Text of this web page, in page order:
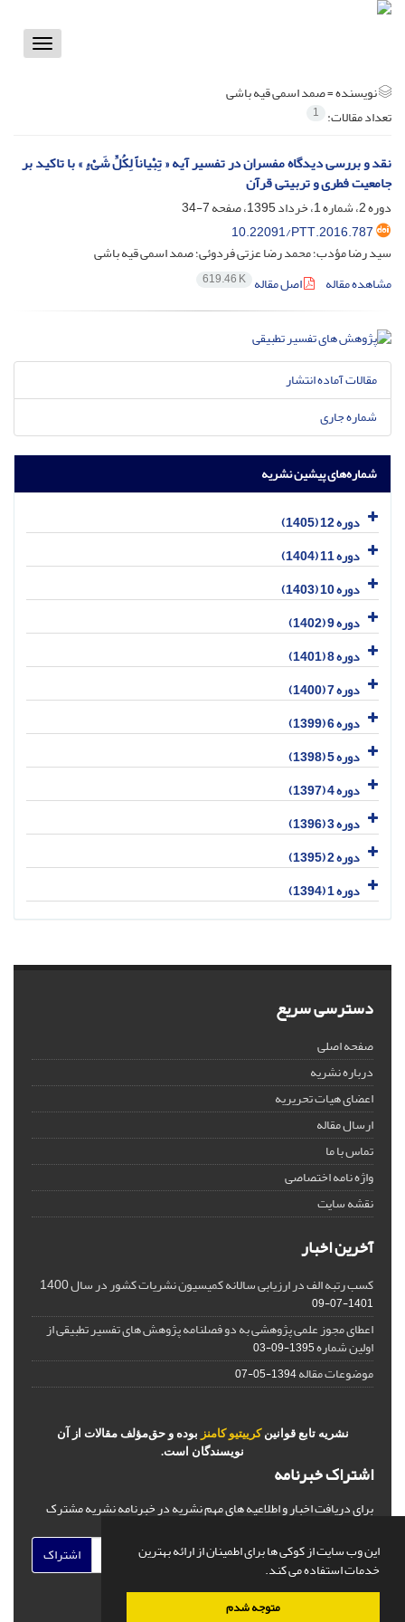
این وب سایت از کوکی ها برای اطمینان از ارائه بهترین
خدمات استفاده می کند.
متوجه شدم
Toggle
نویسنده =صمد اسمی قیه باشی
تعداد مقالات: 1
نقد و بررسی دیدگاه مفسران در تفسیر آیه « تِبْیاناً لِکُلِّ شَیْ‏ءٍ » با تاکید بر
جامعیت فطری و تربیتی قرآن
دوره 2، شماره 1، خرداد 1395، صفحه
7-34
10.22091/PTT.2016.787
سید رضا مؤدب؛ محمد رضا عزتی فردوئی؛ صمد اسمی قیه باشی
مشاهده مقاله
اصل مقاله 619.46 K
مقالات آماده انتشار
شماره جاری
شماره‌های پیشین نشریه
دوره 12 (1405)
دوره 11 (1404)
دوره 10 (1403)
دوره 9 (1402)
دوره 8 (1401)
دوره 7 (1400)
دوره 6 (1399)
دوره 5 (1398)
دوره 4 (1397)
دوره 3 (1396)
دوره 2 (1395)
دوره 1 (1394)
دسترسی سریع
صفحه اصلی
درباره نشریه
اعضای هیات تحریریه
ارسال مقاله
تماس با ما
واژه نامه اختصاصی
نقشه سایت
آخرین اخبار
کسب رتبه الف در ارزیابی سالانه کمیسیون نشریات کشور در سال 1400
1401-07-09
اعطای مجوز علمی پژوهشی به دو فصلنامه پژوهش های تفسیر تطبیقی از
اولین شماره1395-09-03
موضوعات مقاله1394-05-07
نشریه تابع قوانین کرییتیو کامنز بوده و حق‌مؤلف مقالات از آن
نویسندگان است.
اشتراک خبرنامه
برای دریافت اخبار و اطلاعیه های مهم نشریه در خبرنامه نشریه مشترک
اشتراک